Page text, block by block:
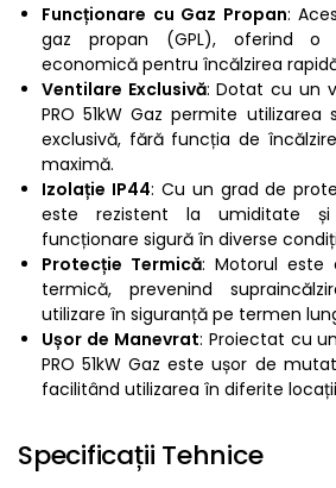
Funcționare cu Gaz Propan:
gaz propan (GPL), oferind o
economică pentru încălzirea
Ventilare Exclusivă: Dotat cu un
PRO 51kW Gaz permite
exclusivă, fără funcția de
maximă.
Izolație IP44: Cu un grad de
este rezistent la umiditate
funcționare sigură în diverse
Protecție Termică: Motorul este
termică, prevenind
utilizare în siguranță pe termen
Ușor de Manevrat: Proiectat cu
PRO 51kW Gaz este ușor de
facilitând utilizarea în diferite
Specificații Tehnice